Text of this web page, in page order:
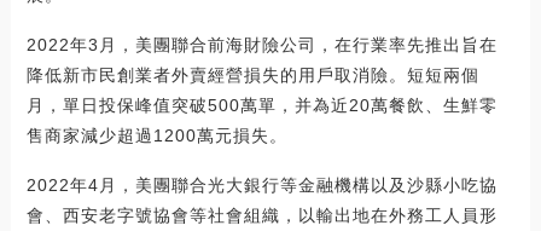
2022年3月，美團聯合前海財險公司，在行業率先推出旨在
降低新市民創業者外賣經營損失的用戶取消險。短短兩個
月，單日投保峰值突破500萬單，并為近20萬餐飲、生鮮零
售商家減少超過1200萬元損失。
2022年4月，美團聯合光大銀行等金融機構以及沙縣小吃協
會、西安老字號協會等社會組織，以輸出地在外務工人員形